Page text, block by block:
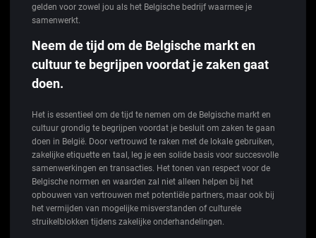
gelden voor zowel jou als het Belgische bedrijf waarmee je
samenwerkt.
Neem de tijd om de Belgische markt en
cultuur te begrijpen voordat je zaken gaat
doen.
Het is essentieel om de tijd te nemen om de Belgische markt en
cultuur grondig te begrijpen voordat je besluit om zaken te gaan
doen in België. Door vertrouwd te raken met de lokale gebruiken,
zakelijke etiquette en taal, leg je een solide basis voor succesvolle
samenwerkingen en transacties. Het tonen van respect voor de
Belgische normen en waarden zal niet alleen helpen bij het
opbouwen van vertrouwen met potentiële partners, maar ook bij
het vermijden van mogelijke misverstanden of culturele
struikelblokken tijdens zakelijke onderhandelingen.